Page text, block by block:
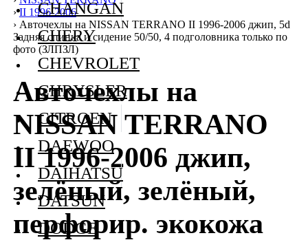
› II 1996-2006
› Авточехлы на NISSAN TERRANO II 1996-2006 джип, 5d
Задняя спинка и сидение 50/50, 4 подголовника только по
фото (ЗЛПЗЛ)
Авточехлы на
NISSAN TERRANO
II 1996-2006 джип,
зелёный, зелёный,
перфорир. экокожа
CHANGAN
CHERY
CHEVROLET
CHRYSLER
CITROEN
DAEWOO
DAIHATSU
DATSUN
DODGE